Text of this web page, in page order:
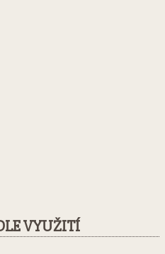
VYUŽITÍ